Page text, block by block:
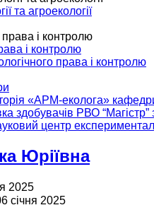
та агроекології
і контролю
права і контролю
«АРМ-еколога»
здобувачів РВО
центр
Юріївна
2025
січня 2025